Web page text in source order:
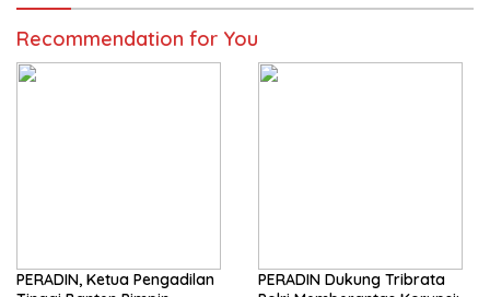
Recommendation for You
PERADIN, Ketua Pengadilan
PERADIN Dukung Tribrata